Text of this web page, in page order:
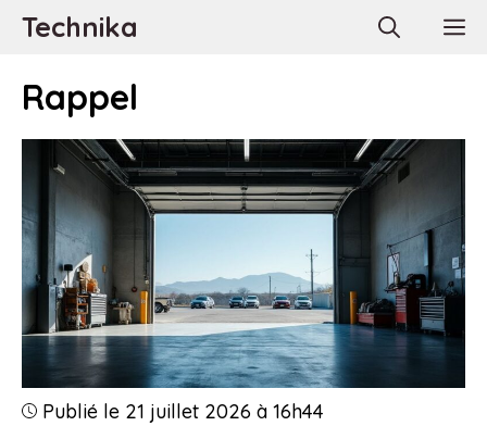
AllerTechnika
Rappel
Publié le 21 juillet 2026 à 16h44